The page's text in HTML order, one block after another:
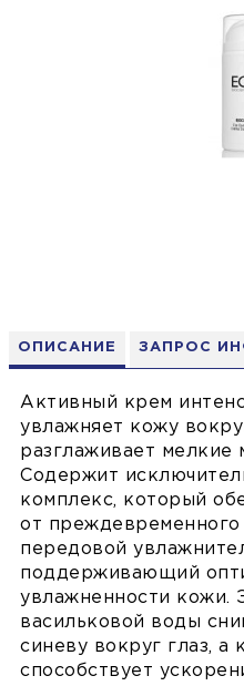
ОПИСАНИЕ ЗАПРОС
Активный крем
увлажняет кожу
разглаживает мелкие
Содержит
комплекс, который
от преждевременного
передовой
поддерживающий
увлажненности кожи.
васильковой воды
синеву вокруг глаз, а
способствует